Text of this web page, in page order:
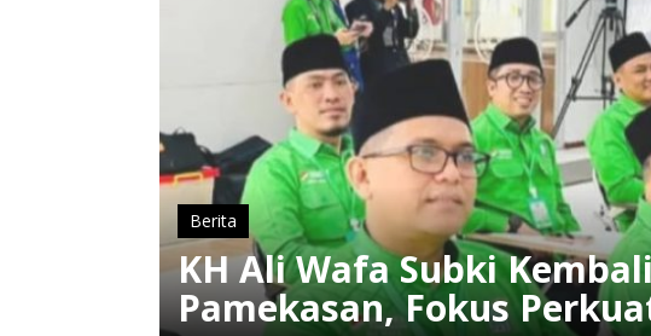
Berita
KH Ali Wafa Subki
Pamekasan, Fokus